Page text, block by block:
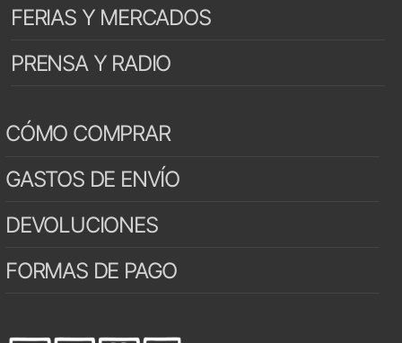
FERIAS Y MERCADOS
PRENSA Y RADIO
CÓMO COMPRAR
GASTOS DE ENVÍO
DEVOLUCIONES
FORMAS DE PAGO